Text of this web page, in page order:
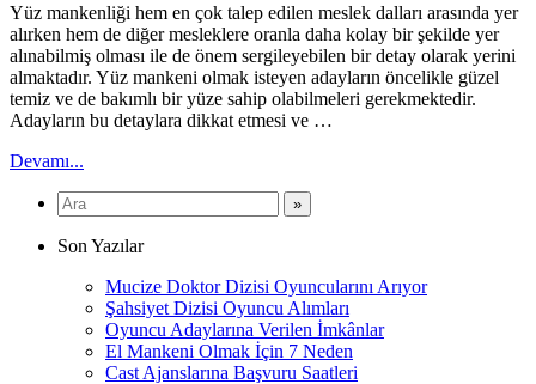
Yüz mankenliği hem en çok talep edilen meslek dalları arasında yer
alırken hem de diğer mesleklere oranla daha kolay bir şekilde yer
alınabilmiş olması ile de önem sergileyebilen bir detay olarak yerini
almaktadır. Yüz mankeni olmak isteyen adayların öncelikle güzel
temiz ve de bakımlı bir yüze sahip olabilmeleri gerekmektedir.
Adayların bu detaylara dikkat etmesi ve …
Devamı...
Son Yazılar
Mucize Doktor Dizisi Oyuncularını Arıyor
Şahsiyet Dizisi Oyuncu Alımları
Oyuncu Adaylarına Verilen İmkânlar
El Mankeni Olmak İçin 7 Neden
Cast Ajanslarına Başvuru Saatleri